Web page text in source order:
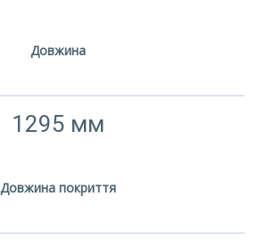
Довжина
1295 мм
Довжина покриття